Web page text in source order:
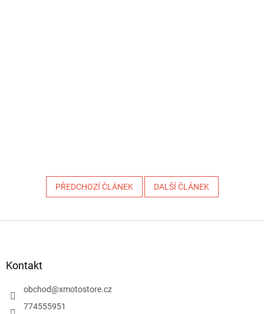
PŘEDCHOZÍ ČLÁNEK DALŠÍ ČLÁNEK
Kontakt
obchod@xmotostore.cz
774555951